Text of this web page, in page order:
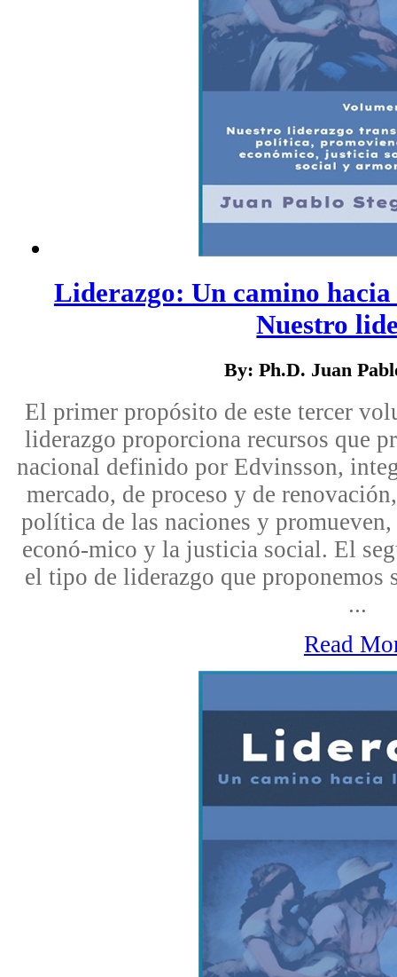
Liderazgo: Un camino
Nuestro
By: Ph.D. Juan
El primer propósito de este tercer
liderazgo proporciona recursos que
nacional definido por Edvinsson,
mercado, de proceso y de
política de las naciones y
econó-mico y la justicia social. El
el tipo de liderazgo que proponemos
...
Read